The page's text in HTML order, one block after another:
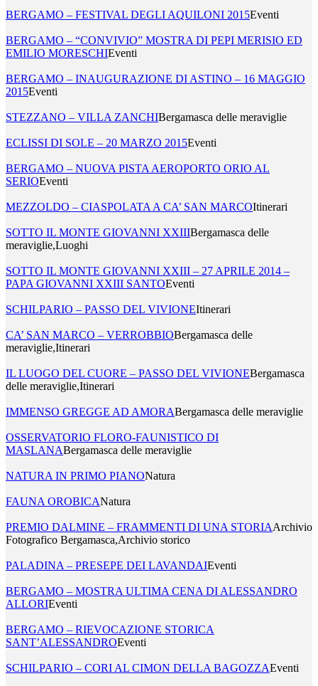
BERGAMO – FESTIVAL DEGLI AQUILONI 2015Eventi
BERGAMO – “CONVIVIO” MOSTRA DI PEPI MERISIO ED
EMILIO MORESCHIEventi
BERGAMO – INAUGURAZIONE DI ASTINO – 16 MAGGIO
2015Eventi
STEZZANO – VILLA ZANCHIBergamasca delle meraviglie
ECLISSI DI SOLE – 20 MARZO 2015Eventi
BERGAMO – NUOVA PISTA AEROPORTO ORIO AL
SERIOEventi
MEZZOLDO – CIASPOLATA A CA’ SAN MARCOItinerari
SOTTO IL MONTE GIOVANNI XXIIIBergamasca delle
meraviglie,Luoghi
SOTTO IL MONTE GIOVANNI XXIII – 27 APRILE 2014 –
PAPA GIOVANNI XXIII SANTOEventi
SCHILPARIO – PASSO DEL VIVIONEItinerari
CA’ SAN MARCO – VERROBBIOBergamasca delle
meraviglie,Itinerari
IL LUOGO DEL CUORE – PASSO DEL VIVIONEBergamasca
delle meraviglie,Itinerari
IMMENSO GREGGE AD AMORABergamasca delle meraviglie
OSSERVATORIO FLORO-FAUNISTICO DI
MASLANABergamasca delle meraviglie
NATURA IN PRIMO PIANONatura
FAUNA OROBICANatura
PREMIO DALMINE – FRAMMENTI DI UNA STORIAArchivio
Fotografico Bergamasca,Archivio storico
PALADINA – PRESEPE DEI LAVANDAIEventi
BERGAMO – MOSTRA ULTIMA CENA DI ALESSANDRO
ALLORIEventi
BERGAMO – RIEVOCAZIONE STORICA
SANT’ALESSANDROEventi
SCHILPARIO – CORI AL CIMON DELLA BAGOZZAEventi